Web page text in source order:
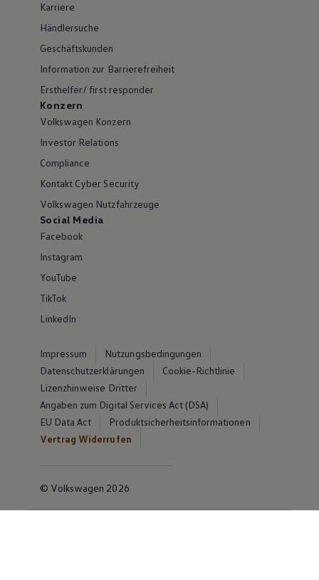
Karriere
Händlersuche
Geschäftskunden
Information zur Barrierefreiheit
Ersthelfer/ first responder
Konzern
Volkswagen Konzern
Investor Relations
Compliance
Kontakt Cyber Security
Volkswagen Nutzfahrzeuge
Social Media
Facebook
Instagram
YouTube
TikTok
LinkedIn
Impressum
Nutzungsbedingungen
Datenschutzerklärungen
Cookie-Richtlinie
Lizenzhinweise Dritter
Angaben zum Digital Services Act (DSA)
EU Data Act
Produktsicherheitsinformationen
Vertrag Widerrufen
© Volkswagen 2026